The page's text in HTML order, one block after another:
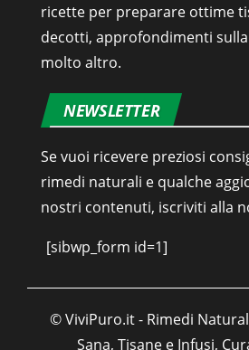
ricette per preparare ottime
decotti, approfondimenti
molto altro.
NEWSLETTER
Se vuoi ricevere preziosi
rimedi naturali e qualche
nostri contenuti, iscriviti alla
[sibwp_form id=1]
© ViviPuro.it - Rimedi
Sana, Tisane e Infusi,